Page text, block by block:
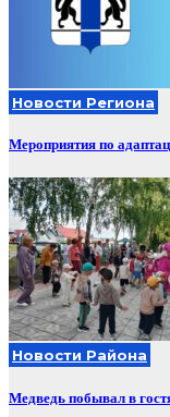
Новости Региона
Мероприятия по
Новости Района
Медведь побывал в